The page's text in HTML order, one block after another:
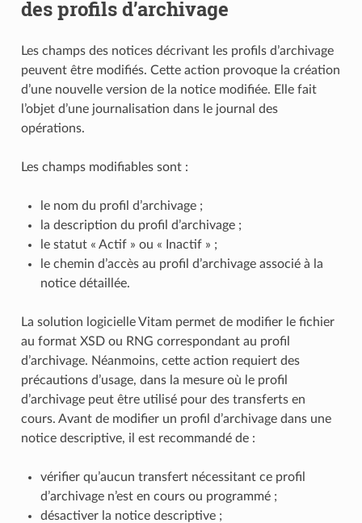
des profils d’archivage
Les champs des notices décrivant les profils d’archivage
peuvent être modifiés. Cette action provoque la création
d’une nouvelle version de la notice modifiée. Elle fait
l’objet d’une journalisation dans le journal des
opérations.
Les champs modifiables sont :
le nom du profil d’archivage ;
la description du profil d’archivage ;
le statut « Actif » ou « Inactif » ;
le chemin d’accès au profil d’archivage associé à la
notice détaillée.
La solution logicielle Vitam permet de modifier le fichier
au format XSD ou RNG correspondant au profil
d’archivage. Néanmoins, cette action requiert des
précautions d’usage, dans la mesure où le profil
d’archivage peut être utilisé pour des transferts en
cours. Avant de modifier un profil d’archivage dans une
notice descriptive, il est recommandé de :
vérifier qu’aucun transfert nécessitant ce profil
d’archivage n’est en cours ou programmé ;
désactiver la notice descriptive ;